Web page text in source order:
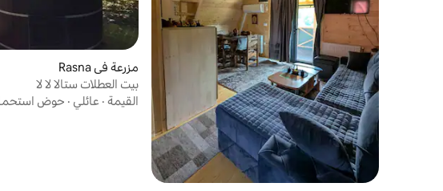
مزرعة في Rasna
بيت العطلات ستالا لا لا
القيمة · عائلي · حوض